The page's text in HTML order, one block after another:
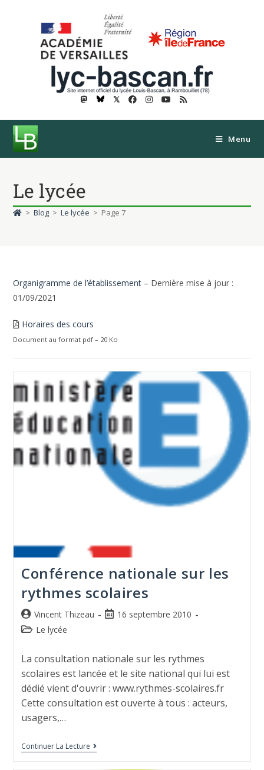
𝕏
Menu
Le lycée
> Blog > Le lycée > Page 7
Organigramme de l’établissement – Dernière mise à jour :
01/09/2021
Horaires des cours
Document au format pdf – 20 Ko
Conférence nationale sur les
rythmes scolaires
Vincent Thizeau
16 septembre 2010
Le lycée
La consultation nationale sur les rythmes
scolaires est lancée et le site national qui lui est
dédié vient d'ouvrir : www.rythmes-scolaires.fr
Cette consultation est ouverte à tous : acteurs,
usagers,…
Continuer La Lecture